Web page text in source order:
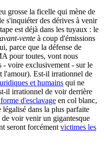
grosse la ficelle qui mène de
s'inquiéter des dérives à venir
est déjà dans les tuyaux : le
vente à coup d'émissions
parce que la défense de
pour toutes, vont nous
- voire exclusivement - sur le
l'amour). Est-il irrationnel de
et humains qui ne
il irrationnel de voir derrière
d'esclavage en col blanc,
dans la plus parfaite
voir venir un gigantesque
seront forcément victimes les